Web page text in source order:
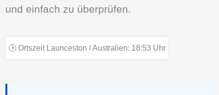
und einfach zu überprüfen.
🕒 Ortszeit Launceston / Australien: 18:53 Uhr